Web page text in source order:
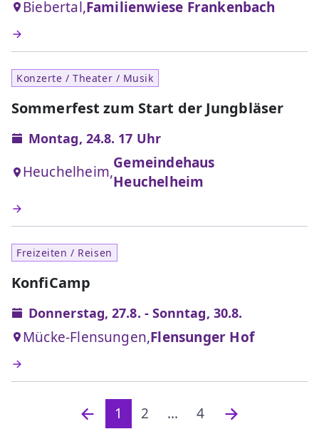
Biebertal,Familienwiese Frankenbach
Konzerte / Theater / Musik
Sommerfest zum Start der Jungbläser
Montag, 24.8. 17 Uhr
Heuchelheim,
Gemeindehaus
Heuchelheim
Freizeiten / Reisen
KonfiCamp
Donnerstag, 27.8. - Sonntag, 30.8.
Mücke-Flensungen,Flensunger Hof
1 2 ... 4